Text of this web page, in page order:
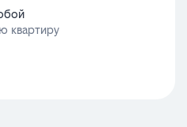
квартиру